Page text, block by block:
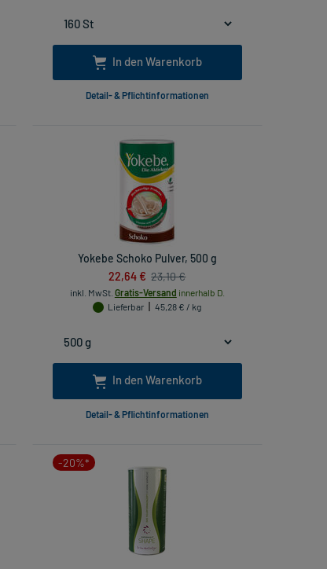
In den Warenkorb
Detail- & Pflichtinformationen
Yokebe Schoko Pulver, 500 g
22,64 € 23,10 €
inkl. MwSt. Gratis-Versand innerhalb D.
Lieferbar
45,28 € / kg
In den Warenkorb
Detail- & Pflichtinformationen
-20%*